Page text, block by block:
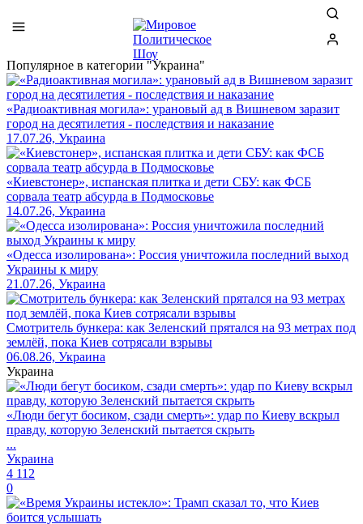
Популярное в категории "Украина"
«Радиоактивная могила»: урановый ад в Вишневом заразит
город на десятилетия - последствия и наказание
17.07.26, Украина
«Киевстонер», испанская плитка и дети СБУ: как ФСБ
сорвала театр абсурда в Подмосковье
14.07.26, Украина
«Одесса изолирована»: Россия уничтожила последний выход
Украины к миру
21.07.26, Украина
Смотритель бункера: как Зеленский прятался на 93 метрах под
землёй, пока Киев сотрясали взрывы
06.08.26, Украина
Украина
«Люди бегут босиком, сзади смерть»: удар по Киеву вскрыл
правду, которую Зеленский пытается скрыть
...
Украина
4 112
0